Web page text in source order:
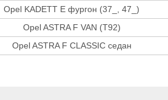
Opel KADETT E фургон (37_, 47_)
Opel ASTRA F VAN (T92)
Opel ASTRA F CLASSIC седан